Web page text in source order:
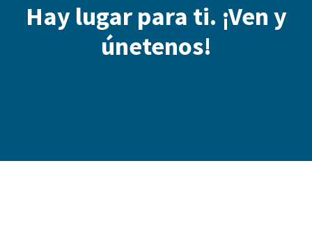
Hay lugar para ti. ¡Ven y
únetenos!